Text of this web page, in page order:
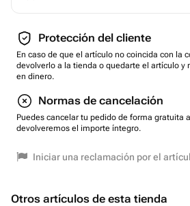
Protección del cliente
En caso de que el artículo no coincida con la
devolverlo a la tienda o quedarte el artículo y
en dinero.
Normas de cancelación
Puedes cancelar tu pedido de forma gratuita
devolveremos el importe íntegro.
Iniciar una reclamación por el
Otros artículos de esta tienda